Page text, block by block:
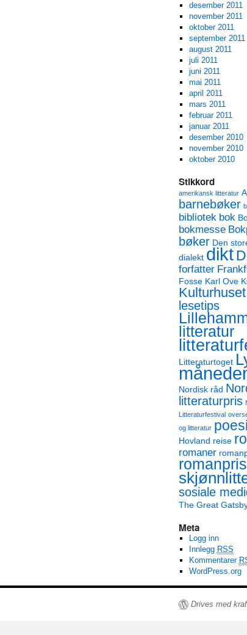
desember 2011
november 2011
oktober 2011
september 2011
august 2011
juli 2011
juni 2011
mai 2011
april 2011
mars 2011
februar 2011
januar 2011
desember 2010
november 2010
oktober 2010
Stikkord
amerikansk litteratur
barnebøker
bibliotek bok
bokmesse
bøker Den
dialekt dikt
forfatter
Fosse Karl Ove
Kulturhuset
lesetips
litteratur
Litteraturtoget
Nordisk råd
litteraturpris
Litteraturfestival
og litteratur poesi
Hovland reise
romaner
sosiale
The Great
Meta
Logg inn
Innlegg RSS
Kommentarer
WordPress.org
Drives med